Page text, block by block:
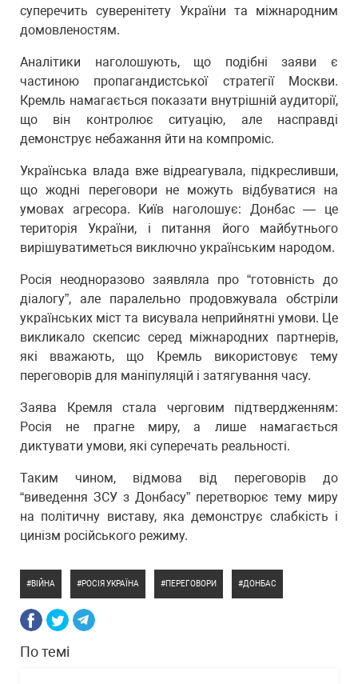
суперечить суверенітету України та міжнародним
домовленостям.
Аналітики наголошують, що подібні заяви є
частиною пропагандистської стратегії Москви.
Кремль намагається показати внутрішній аудиторії,
що він контролює ситуацію, але насправді
демонструє небажання йти на компроміс.
Українська влада вже відреагувала, підкресливши,
що жодні переговори не можуть відбуватися на
умовах агресора. Київ наголошує: Донбас — це
територія України, і питання його майбутнього
вирішуватиметься виключно українським народом.
Росія неодноразово заявляла про “готовність до
діалогу”, але паралельно продовжувала обстріли
українських міст та висувала неприйнятні умови. Це
викликало скепсис серед міжнародних партнерів,
які вважають, що Кремль використовує тему
переговорів для маніпуляцій і затягування часу.
Заява Кремля стала черговим підтвердженням:
Росія не прагне миру, а лише намагається
диктувати умови, які суперечать реальності.
Таким чином, відмова від переговорів до
“виведення ЗСУ з Донбасу” перетворює тему миру
на політичну виставу, яка демонструє слабкість і
цинізм російського режиму.
ВІЙНА РОСІЯ УКРАЇНА ПЕРЕГОВОРИ ДОНБАС
По темі